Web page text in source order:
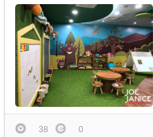
38 0